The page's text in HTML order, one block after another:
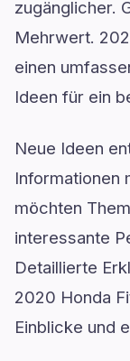
zugänglicher.
Mehrwert.
einen
Ideen für ein
Neue Ideen
Informationen
möchten
interessante
Detaillierte
2020 Honda
Einblicke und